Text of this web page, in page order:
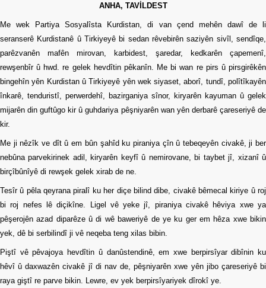
Kolları
GÜNDEM
Basından
Basın
Açıklamaları
Ziyaretler
PSK
TV
YAYıNLAR
Broşür
Bültenler
Raporlar
ANHA, TAVİLDEST
Me wek Partiya Sosyalîsta Kurdistan, di van çend mehên dawî de li
seranserê Kurdistanê û Tirkiyeyê bi sedan rêvebirên saziyên sivîl, sendîqe,
parêzvanên mafên mirovan, karbidest, şaredar, kedkarên çapemenî,
rewşenbîr û hwd. re gelek hevdîtin pêkanîn. Me bi wan re pirs û pirsgirêkên
bingehîn yên Kurdistan û Tirkiyeyê yên wek siyaset, aborî, tundî, polîtîkayên
înkarê, tenduristî, perwerdehî, bazirganiya sînor, kiryarên kayuman û gelek
mijarên din guftûgo kir û guhdariya pêşniyarên wan yên derbarê çareseriyê de
kir.
Me ji nêzîk ve dît û em bûn şahîd ku piraniya çîn û tebeqeyên civakê, ji ber
nebûna parvekirinek adil, kiryarên keyfî û nemirovane, bi taybet jî, xizanî û
birçîbûnîyê di rewşek gelek xirab de ne.
Tesîr û pêla qeyrana piralî ku her diçe bilind dibe, civakê bêmecal kiriye û roj
bi roj nefes lê diçikîne. Ligel vê yeke jî, piraniya civakê hêviya xwe ya
pêşerojên azad diparêze û di wê baweriyê de ye ku ger em hêza xwe bikin
yek, dê bi serbilindî ji vê neqeba teng xilas bibin.
Piştî vê pêvajoya hevdîtin û danûstendinê, em xwe berpirsîyar dibînin ku
hêvî û daxwazên civakê jî di nav de, pêşniyarên xwe yên jibo çareseriyê bi
raya giştî re parve bikin. Lewre, ev yek berpirsîyariyek dîrokî ye.